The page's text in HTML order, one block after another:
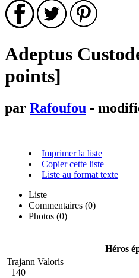
Adeptus
points]
par Rafoufou -
Imprimer la liste
Copier cette liste
Liste au format texte
Liste
Commentaires (0)
Photos (0)
Héros
Trajann Valoris
140